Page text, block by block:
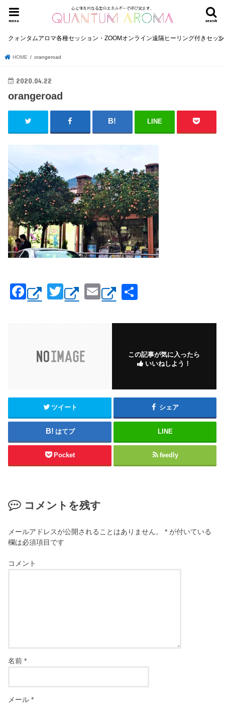
search
menu
クォンタムアロマ各種セッション・ZOOMオンライン遠隔ヒーリング付きセッ
HOME orangeroad
2020.04.22
orangeroad
LINE
F
a
T
wi
E
m
ail
この記事が気に入ったら
いいねしよう！
ツイート シェア
はてブ LINE
Pocket feedly
コメントを残す
メールアドレスが公開されることはありません。 * が付いている
欄は必須項目です
コメント
名前*
メール*